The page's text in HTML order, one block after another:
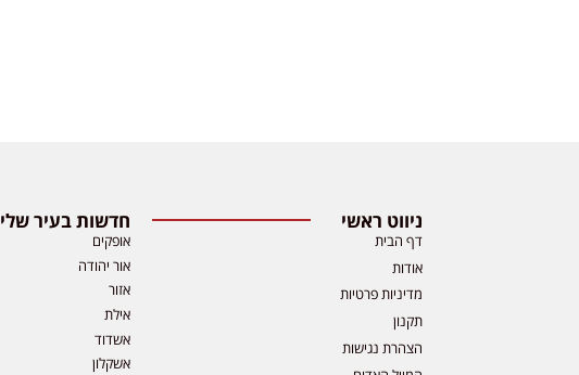
ניווט ראשי
דף הבית
אודות
מדיניות פרטיות
תקנון
הצהרת נגישות
חדשות בעיר שלי
אופקים
אור יהודה
אזור
אילת
אשדוד
אשקלון